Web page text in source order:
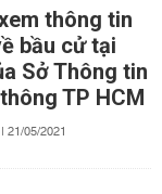
thông tin
bầu cử tại
Sở Thông tin
TP HCM
21/05/2021